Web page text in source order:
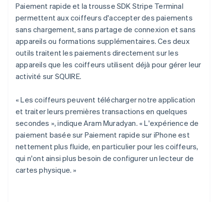
Paiement rapide et la trousse SDK Stripe Terminal
permettent aux coiffeurs d'accepter des paiements
sans chargement, sans partage de connexion et sans
appareils ou formations supplémentaires. Ces deux
outils traitent les paiements directement sur les
appareils que les coiffeurs utilisent déjà pour gérer leur
activité sur SQUIRE.
« Les coiffeurs peuvent télécharger notre application
et traiter leurs premières transactions en quelques
secondes », indique Aram Muradyan. « L'expérience de
paiement basée sur Paiement rapide sur iPhone est
nettement plus fluide, en particulier pour les coiffeurs,
qui n'ont ainsi plus besoin de configurer un lecteur de
cartes physique. »